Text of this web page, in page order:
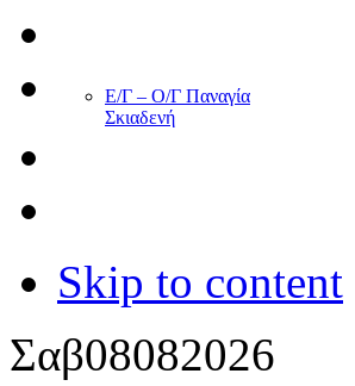
Ε/Γ – Ο/Γ Παναγία
Σκιαδενή
Skip to content
Σαβ08082026